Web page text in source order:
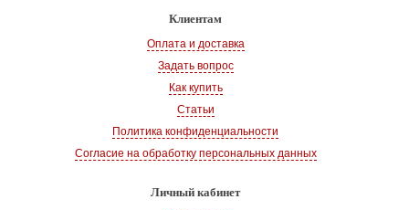
Клиентам
Оплата и доставка
Задать вопрос
Как купить
Статьи
Политика конфиденциальности
Согласие на обработку персональных данных
Личный кабинет